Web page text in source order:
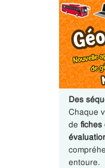
Des
Chaque
de fiches
entoure.